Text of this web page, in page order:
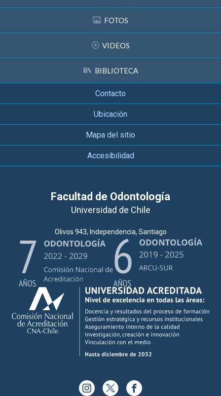
FOTOS
VIDEOS
BIBLIOTECA
Contacto
Ubicación
Mapa del sitio
Accesibilidad
Facultad de Odontología
Universidad de Chile
Olivos 943, Independencia, Santiago